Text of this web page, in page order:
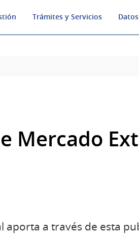
Trámites y Servicios
Mercado
a través de esta